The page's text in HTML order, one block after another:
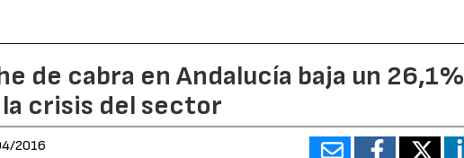
de cabra en Andalucía baja un 26,1%
crisis del sector
2016